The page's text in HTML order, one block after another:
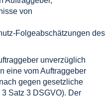
von
Folgeabschätzungen des
unverzüglich
eine vom Auftraggeber
gegen gesetzliche
Satz 3 DSGVO). Der